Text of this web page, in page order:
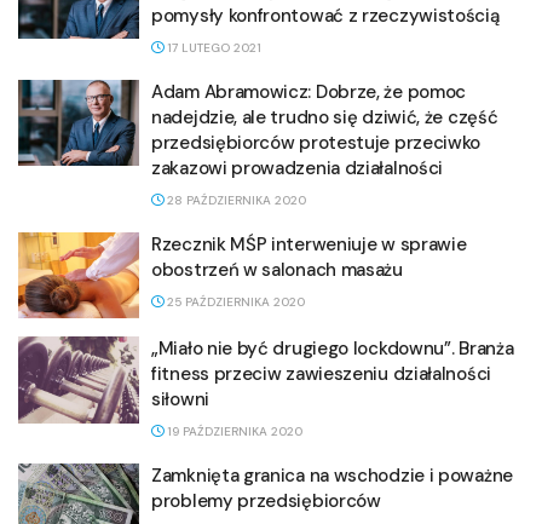
pomysły konfrontować z rzeczywistością
17 LUTEGO 2021
Adam Abramowicz: Dobrze, że pomoc
nadejdzie, ale trudno się dziwić, że część
przedsiębiorców protestuje przeciwko
zakazowi prowadzenia działalności
28 PAŹDZIERNIKA 2020
Rzecznik MŚP interweniuje w sprawie
obostrzeń w salonach masażu
25 PAŹDZIERNIKA 2020
„Miało nie być drugiego lockdownu”. Branża
fitness przeciw zawieszeniu działalności
siłowni
19 PAŹDZIERNIKA 2020
Zamknięta granica na wschodzie i poważne
problemy przedsiębiorców